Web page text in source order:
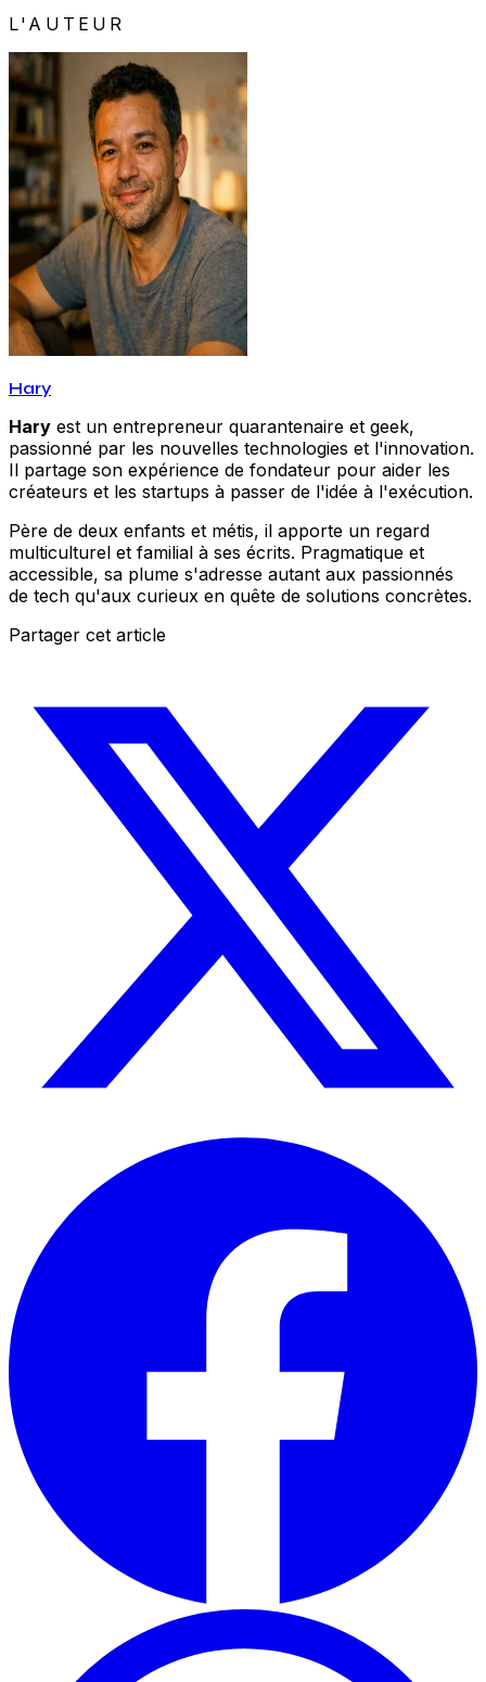
L'AUTEUR
Hary
Hary est un entrepreneur quarantenaire et geek,
passionné par les nouvelles technologies et l'innovation.
Il partage son expérience de fondateur pour aider les
créateurs et les startups à passer de l'idée à l'exécution.
Père de deux enfants et métis, il apporte un regard
multiculturel et familial à ses écrits. Pragmatique et
accessible, sa plume s'adresse autant aux passionnés
de tech qu'aux curieux en quête de solutions concrètes.
Partager cet article